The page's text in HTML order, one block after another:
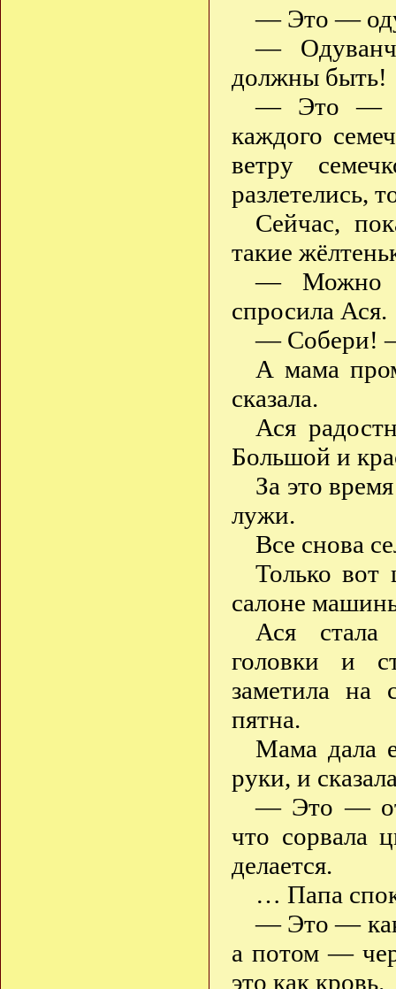
— Это —
—
должны быть!
— Это —
каждого
ветру
разлетелись,
Сейчас,
такие
— Можно
спросила Ася.
— Собери!
А мама
сказала.
Ася
Большой и
За это
лужи.
Все снова
Только вот
салоне
Ася стала
головки и
заметила на
пятна.
Мама дала
руки, и
— Это — от
что
делается.
… Папа
— Это — как
а потом —
это как кровь.